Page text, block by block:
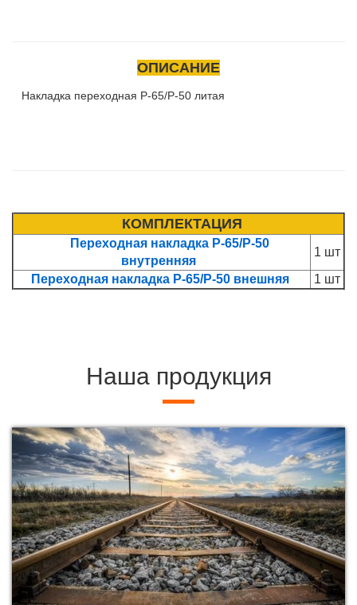
ОПИСАНИЕ
Накладка переходная Р-65/Р-50 литая
КОМПЛЕКТАЦИЯ
Переходная накладка Р-65/Р-50
внутренняя
1 шт
Переходная накладка Р-65/Р-50 внешняя
1 шт
Наша продукция